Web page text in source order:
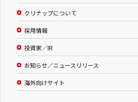
クリナップについて
採用情報
投資家／IR
お知らせ／ニュースリリース
海外向けサイト